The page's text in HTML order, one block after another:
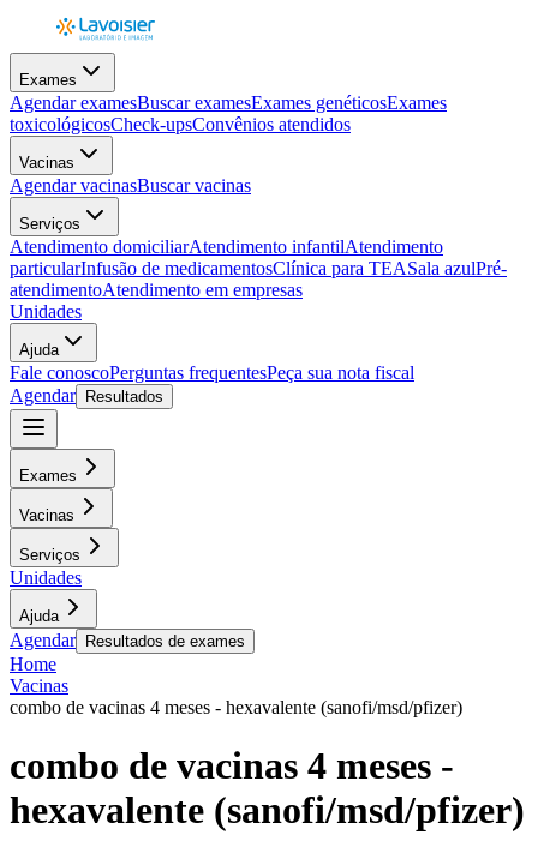
Exames
Agendar examesBuscar examesExames genéticosExames
toxicológicosCheck-upsConvênios atendidos
Vacinas
Agendar vacinasBuscar vacinas
Serviços
Atendimento domiciliarAtendimento infantilAtendimento
particularInfusão de medicamentosClínica para TEASala azulPré-
atendimentoAtendimento em empresas
Unidades
Ajuda
Fale conoscoPerguntas frequentesPeça sua nota fiscal
Agendar
Resultados
Exames
Vacinas
Serviços
Unidades
Ajuda
Agendar Resultados de exames
Home
Vacinas
combo de vacinas 4 meses - hexavalente (sanofi/msd/pfizer)
combo de vacinas 4 meses -
hexavalente (sanofi/msd/pfizer)